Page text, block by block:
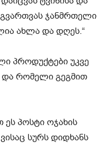
ჯანმრთელი
ახლა და დღეს.“
პროდუქტები უკვე
რომელი გეგმით
ეს პოსტი ოჯახის
სურს დიდხანს